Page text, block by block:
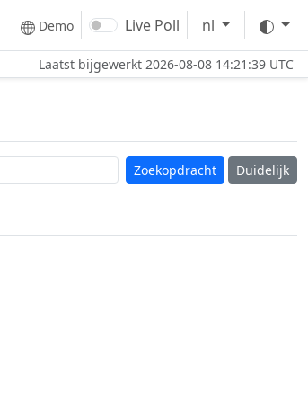
Demo Live Poll nl
Laatst bijgewerkt 2026-08-08 14:21:39 UTC
Duidelijk